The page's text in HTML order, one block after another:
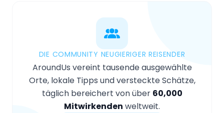
DIE COMMUNITY NEUGIERIGER REISENDER
AroundUs vereint tausende ausgewählte
Orte, lokale Tipps und versteckte Schätze,
täglich bereichert von über 60,000
Mitwirkenden weltweit.